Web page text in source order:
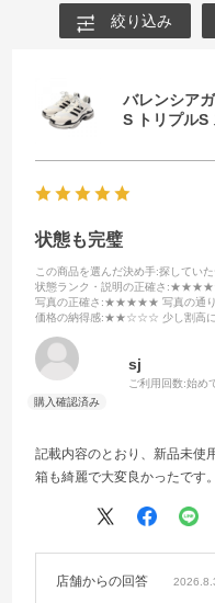
絞り込み
バレンシア
S トリプルS
状態も完璧
この商品を選んだ決め手:探してい
状態ランク・説明の正確さ :★★★★★
写真の正確さ :★★★★★ 写真の通り
価格の納得感:★★☆☆☆ 少し割高に
sj
ご利用回数:始め
記載内容のとおり、新品未使
箱も綺麗で大変良かったです。
店舗からの回答